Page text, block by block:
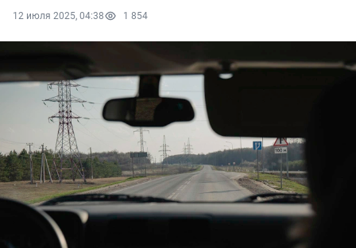
12 июля 2025, 04:38 1 854